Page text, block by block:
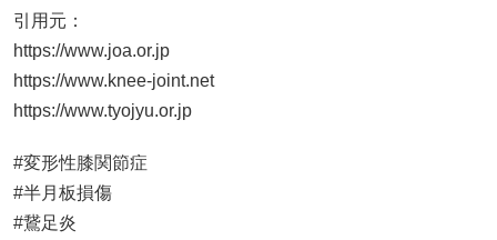
引用元：
https://www.joa.or.jp
https://www.knee-joint.net
https://www.tyojyu.or.jp
#変形性膝関節症
#半月板損傷
#鵞足炎